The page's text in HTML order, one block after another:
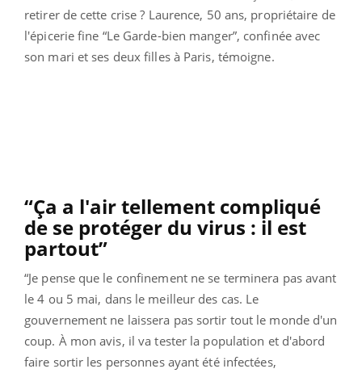
retirer de cette crise ? Laurence, 50 ans, propriétaire de
l'épicerie fine “Le Garde-bien manger”, confinée avec
son mari et ses deux filles à Paris, témoigne.
“Ça a l'air tellement compliqué
de se protéger du virus : il est
partout”
“Je pense que le confinement ne se terminera pas avant
le 4 ou 5 mai, dans le meilleur des cas. Le
gouvernement ne laissera pas sortir tout le monde d'un
coup. À mon avis, il va tester la population et d'abord
faire sortir les personnes ayant été infectées,